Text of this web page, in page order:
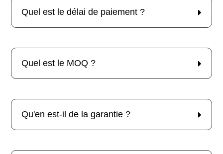
Quel est le délai de paiement ?
Quel est le MOQ ?
Qu'en est-il de la garantie ?